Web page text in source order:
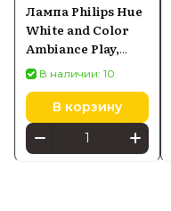
Лампа Philips Hue
White and Color
Ambiance Play,
белая, 2 шт.
(7820231P7)
В наличии: 10
В корзину